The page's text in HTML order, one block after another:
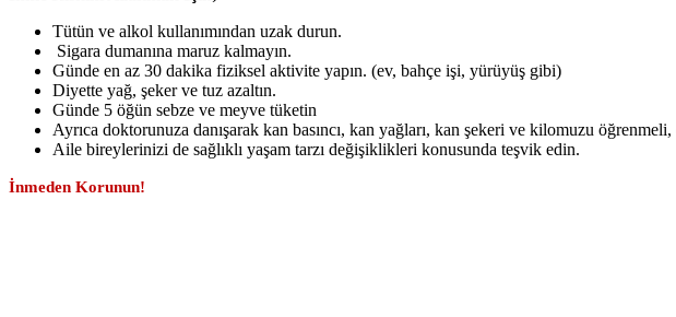
Tütün ve alkol kullanımından uzak durun.
Sigara dumanına maruz kalmayın.
Günde en az 30 dakika fiziksel aktivite yapın. (ev, bahçe işi, yürüyüş gibi)
Diyette yağ, şeker ve tuz azaltın.
Günde 5 öğün sebze ve meyve tüketin
Ayrıca doktorunuza danışarak kan basıncı, kan yağları, kan şekeri ve kilomuzu
Aile bireylerinizi de sağlıklı yaşam tarzı değişiklikleri konusunda teşvik edin.
İnmeden Korunun!